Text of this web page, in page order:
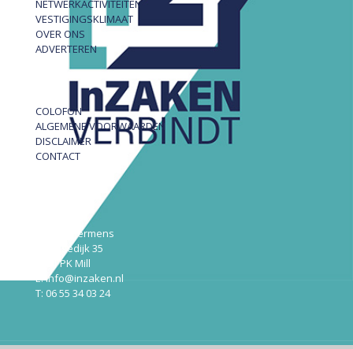
NETWERKACTIVITEITEN
VESTIGINGSKLIMAAT
OVER ONS
ADVERTEREN
COLOFON
ALGEMENE VOORWAARDEN
DISCLAIMER
CONTACT
Robert Hermens
Udensedijk 35
5451 PK Mill
E: info@inzaken.nl
T: 06 55 34 03 24